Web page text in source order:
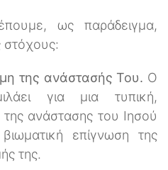
ως παράδειγμα,
στόχους:
της ανάστασής Του. Ο
για μια τυπική,
ανάστασης του Ιησού
επίγνωση της
της.